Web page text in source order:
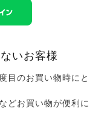
いお客様
目のお買い物時にと
どお買い物が便利に